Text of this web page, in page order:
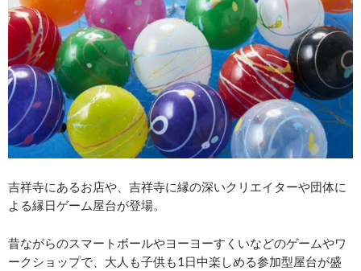
吉祥寺にあるお店や、吉祥寺に縁の深いクリエイターや団体に
よる縁日ゲーム屋台が登場。
昔ながらのスマートボールやヨーヨーすくいなどのゲームやワ
ークショップで、大人も子供も1日中楽しめる参加型屋台が盛